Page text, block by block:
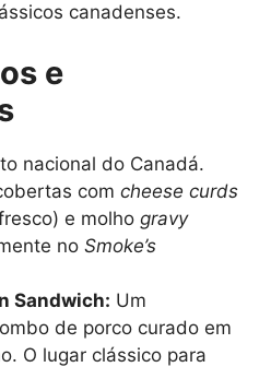
canadenses.
e
nacional do Canadá.
com cheese curds
e molho gravy
no Smoke’s
Sandwich: Um
de porco curado em
O lugar clássico para